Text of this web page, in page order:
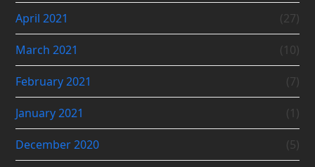
April 2021 (27)
March 2021 (10)
February 2021 (7)
January 2021 (1)
December 2020 (5)